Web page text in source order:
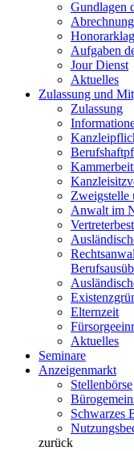
Gundlagen
Aufgaben
Jour Dienst
Aktuelles
Zulassung und
Zulassung
Zweigstelle
Anwalt im
Elternzeit
Aktuelles
Seminare
Anzeigenmarkt
Stellenbörse
Schwarzes
zurück